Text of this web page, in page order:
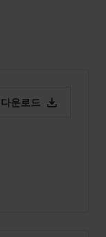
다운로드 